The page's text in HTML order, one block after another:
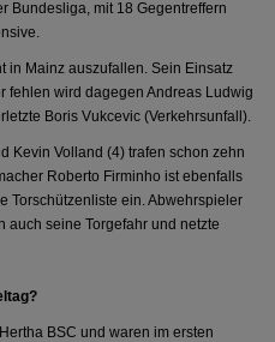
Bundesliga, mit 18 Gegentreffern
in Mainz auszufallen. Sein Einsatz
fehlen wird dagegen Andreas Ludwig
Boris Vukcevic (Verkehrsunfall).
Kevin Volland (4) trafen schon zehn
Roberto Firminho ist ebenfalls
Torschützenliste ein. Abwehrspieler
auch seine Torgefahr und netzte
BSC und waren im ersten